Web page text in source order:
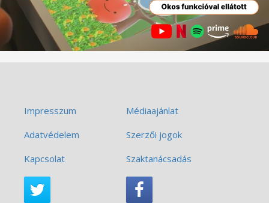
Impresszum
Médiaajánlat
Adatvédelem
Szerzői jogok
Kapcsolat
Szaktanácsadás